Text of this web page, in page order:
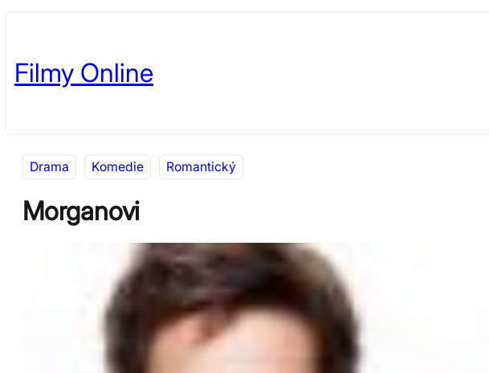
obsah
content
Filmy Online
Drama Komedie Romantický
Morganovi